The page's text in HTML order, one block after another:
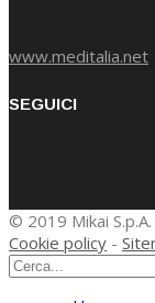
www.meditalia.net
SEGUICI
© 2019 Mikai
Cookie policy -